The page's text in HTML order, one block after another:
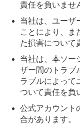
責任を負いませ
当社は、ユーザ
ことにより、ま
た損害について
当社は、本ソー
ザー間のトラブ
ラブルによって
ついて責任を負
公式アカウント
合があります。